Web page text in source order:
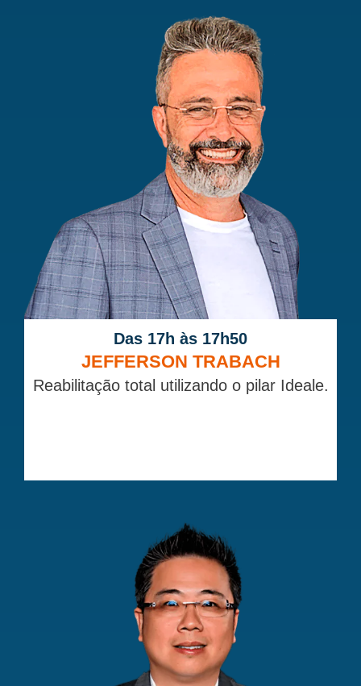
Das 17h às 17h50
JEFFERSON TRABACH
Reabilitação total utilizando o pilar Ideale.